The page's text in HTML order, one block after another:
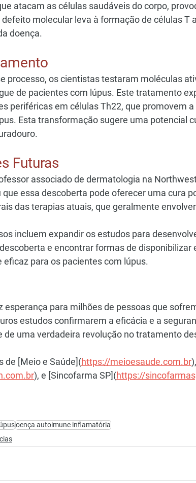
atacam as células saudáveis do corpo,
molecular leva à formação de células T
doença.
processo, os cientistas testaram moléculas
de pacientes com lúpus. Este tratamento
periféricas em células Th22, que promovem
Esta transformação sugere uma potencial
Futuras
associado de dermatologia na
essa descoberta pode oferecer uma cura
das terapias atuais, que geralmente
incluem expandir os estudos para
e encontrar formas de disponibilizar
eficaz para os pacientes com lúpus.
esperança para milhões de pessoas que
estudos confirmarem a eficácia e a
de uma verdadeira revolução no tratamento
de [Meio e Saúde](https://meioesaude.com.br
), e [Sincofarma SP](https://
oença autoimune inflamatória